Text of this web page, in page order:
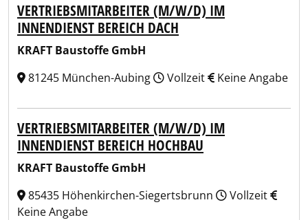
VERTRIEBSMITARBEITER (M/W/D) IM
INNENDIENST BEREICH DACH
KRAFT Baustoffe GmbH
81245 München-Aubing
Vollzeit Keine Angabe
VERTRIEBSMITARBEITER (M/W/D) IM
INNENDIENST BEREICH HOCHBAU
KRAFT Baustoffe GmbH
85435 Höhenkirchen-Siegertsbrunn
Vollzeit
Keine Angabe